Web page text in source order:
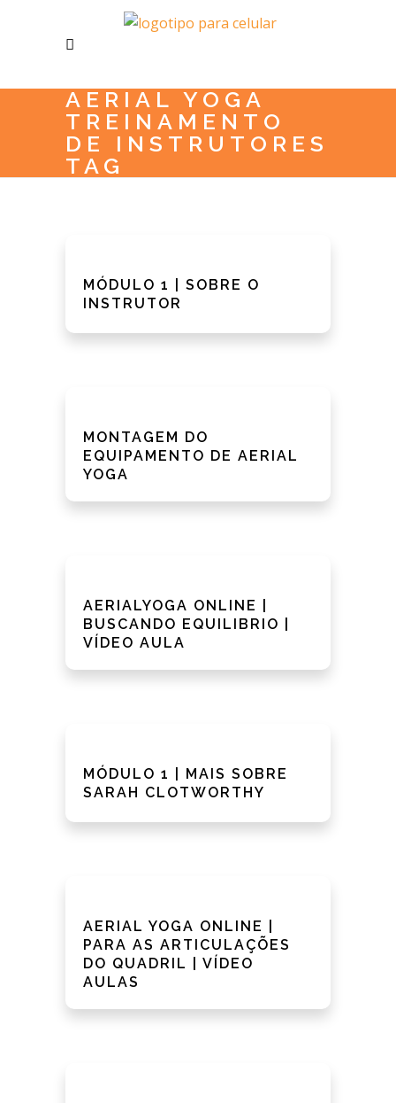
AERIAL YOGA
TREINAMENTO
DE INSTRUTORES
TAG
MÓDULO 1 | SOBRE O
INSTRUTOR
MONTAGEM DO
EQUIPAMENTO DE AERIAL
YOGA
AERIALYOGA ONLINE |
BUSCANDO EQUILIBRIO |
VÍDEO AULA
MÓDULO 1 | MAIS SOBRE
SARAH CLOTWORTHY
AERIAL YOGA ONLINE |
PARA AS ARTICULAÇÕES
DO QUADRIL | VÍDEO
AULAS